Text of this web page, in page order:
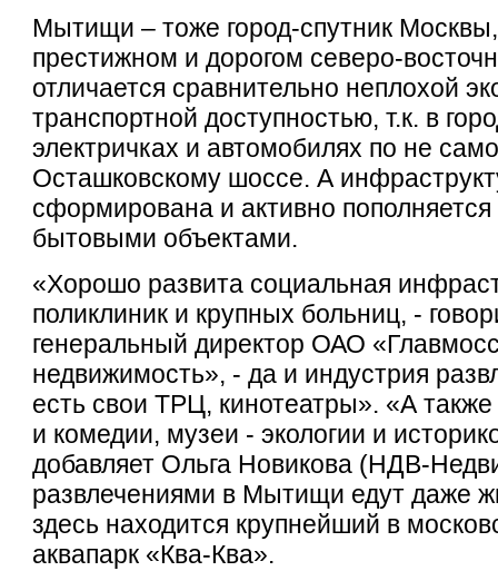
Мытищи – тоже город-спутник
престижном и дорогом северо-
отличается сравнительно неплохой
транспортной доступностью, т.к. в
электричках и автомобилях по не
Осташковскому шоссе. А
сформирована и активно
бытовыми объектами.
«Хорошо развита социальная
поликлиник и крупных больниц, -
генеральный директор ОАО
недвижимость», - да и индустрия
есть свои ТРЦ, кинотеатры». «А
и комедии, музеи - экологии и
добавляет Ольга Новикова (НДВ-
развлечениями в Мытищи едут даже
здесь находится крупнейший в
аквапарк «Ква-Ква».